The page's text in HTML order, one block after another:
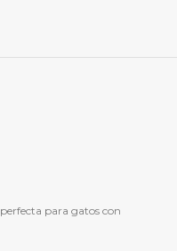
para gatos con